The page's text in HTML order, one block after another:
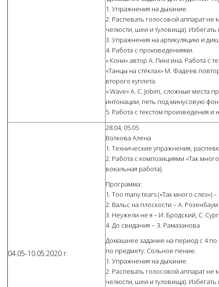
1. Упражнения на дыхание.
2. Распевать голосовой аппарат
челюсти, шеи и туловища).
3. Упражнения на артикуляцию и
4. Работа с произведениями.
« Кони» автор А. Пингина. Работа с
«Танцы на стёклах» М. Фадеев
второго куплета.
« Wave» A. C. Jobim, сложные места
интонации, петь под минусовую
5. Работа с текстом произведения и
04.05-10.05.2020 г.
28.04, 05.05
Волкова Алена
1. Технические упражнения,
2. Работа с композициями «Так
вокальная работа).
Программа:
1. Too many tears («Так много слез»)
2. Вальс на плоскости – А. Розенбаум
3. Неужели не я – И. Бродский, С.
4. До свидания – З. Рамазанова
Домашнее задание на период с 4 по
по предмету: Сольное пение.
1. Упражнения на дыхание.
2. Распевать голосовой аппарат
челюсти, шеи и туловища).